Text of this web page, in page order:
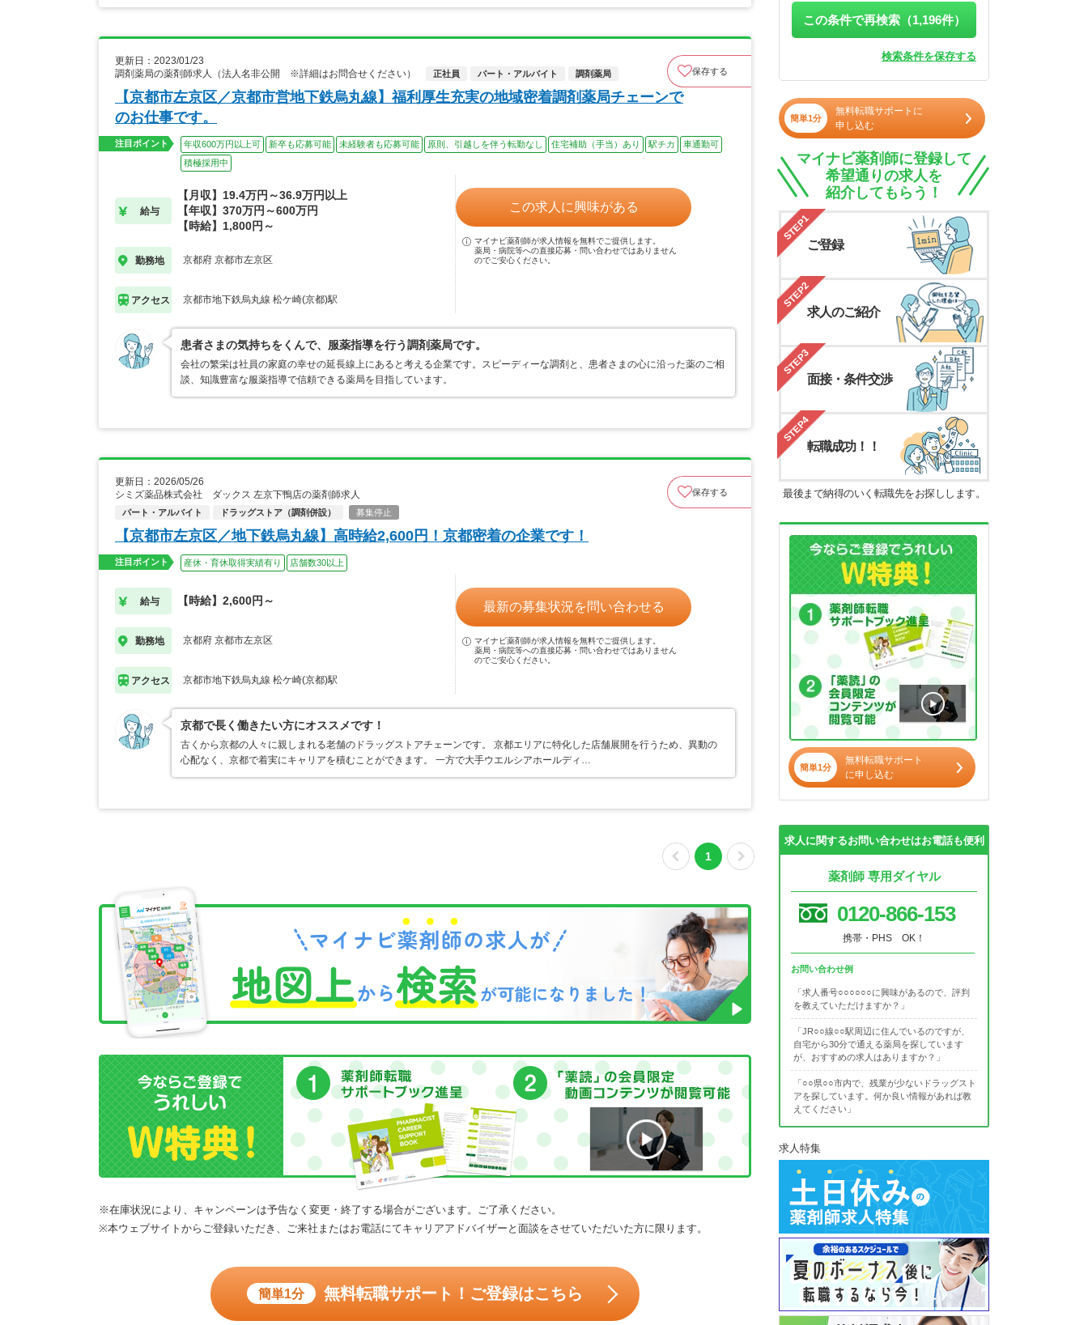
更新日：2023/01/23
調剤薬局の薬剤師求人（法人名非公開 ※詳細はお問合せください）
正社員 パート・アルバイト 調剤薬局 保存する
【京都市左京区／京都市営地下鉄烏丸線】福利厚生充実の地域密着調剤薬局チェーンで
のお仕事です。
注目ポイント 年収600万円以上可 新卒も応募可能 未経験者も応募可能 原則、引越しを伴う転勤なし 住宅補助（手当）あり 駅チカ
車通勤可
積極採用中
給与
【月収】19.4万円～36.9万円以上
【年収】370万円～600万円
【時給】1,800円～
勤務地 京都府 京都市左京区
アクセス 京都市地下鉄烏丸線 松ケ崎(京都)駅
この求人に興味がある
マイナビ薬剤師が求人情報を無料でご提供します。
薬局・病院等への直接応募・問い合わせではありません
のでご安心ください。
患者さまの気持ちをくんで、服薬指導を行う調剤薬局です。
会社の繁栄は社員の家庭の幸せの延長線上にあると考える企業です。スピーディーな調剤と、患者さまの心に沿った薬のご相
談、知識豊富な服薬指導で信頼できる薬局を目指しています。
更新日：2026/05/26
シミズ薬品株式会社 ダックス 左京下鴨店の薬剤師求人
パート・アルバイト ドラッグストア（調剤併設） 募集停止
保存する
【京都市左京区／地下鉄烏丸線】高時給2,600円！京都密着の企業です！
注目ポイント 産休・育休取得実績有り 店舗数30以上
給与 【時給】2,600円～
勤務地 京都府 京都市左京区
アクセス 京都市地下鉄烏丸線 松ケ崎(京都)駅
最新の募集状況を問い合わせる
マイナビ薬剤師が求人情報を無料でご提供します。
薬局・病院等への直接応募・問い合わせではありません
のでご安心ください。
京都で長く働きたい方にオススメです！
古くから京都の人々に親しまれる老舗のドラッグストアチェーンです。 京都エリアに特化した店舗展開を行うため、異動の
心配なく、京都で着実にキャリアを積むことができます。 一方で大手ウエルシアホールディ…
1
※在庫状況により、キャンペーンは予告なく変更・終了する場合がございます。ご了承ください。
※本ウェブサイトからご登録いただき、ご来社またはお電話にてキャリアアドバイザーと面談をさせていただいた方に限ります。
簡単1分 無料転職サポート！ご登録はこちら
この条件で再検索（1,196件）
検索条件を保存する
簡単1分
無料転職サポートに
申し込む
マイナビ薬剤師に登録して
希望通りの求人を
紹介してもらう！
STEP1
ご登録
STEP2
求人のご紹介
STEP3
面接・条件交渉
STEP4
転職成功！！
最後まで納得のいく転職先をお探しします。
簡単1分
無料転職サポート
に申し込む
求人に関するお問い合わせはお電話も便利
薬剤師 専用ダイヤル
0120-866-153
携帯・PHS OK！
お問い合わせ例
「求人番号○○○○○○に興味があるので、評判
を教えていただけますか？」
「JR○○線○○駅周辺に住んでいるのですが、
自宅から30分で通える薬局を探しています
が、おすすめの求人はありますか？」
「○○県○○市内で、残業が少ないドラッグスト
アを探しています。何か良い情報があれば教
えてください」
求人特集